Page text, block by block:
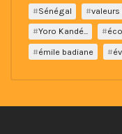
Sénégal
Yoro Kandé...
émile badiane